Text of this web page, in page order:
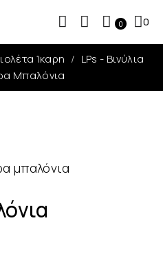
0 0
Ίκαρη
LPs - Βινύλια
Μπαλόνια